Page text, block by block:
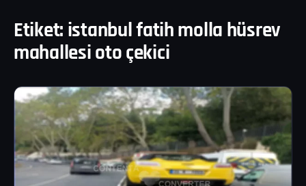
Etiket: istanbul fatih molla hüsrev
mahallesi oto çekici